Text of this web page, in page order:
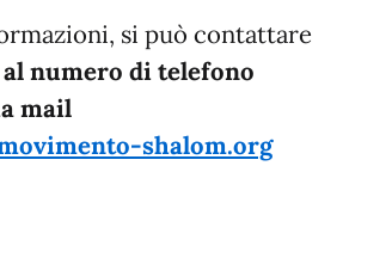
si può contattare
numero di telefono
mail
shalom.org